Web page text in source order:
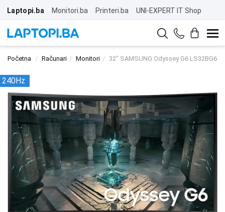
Laptopi.ba Monitori.ba Printeri.ba UNI-EXPERT IT Shop
Početna Računari Monitori 32" SAMSUNG Odyssey G6
240Hz